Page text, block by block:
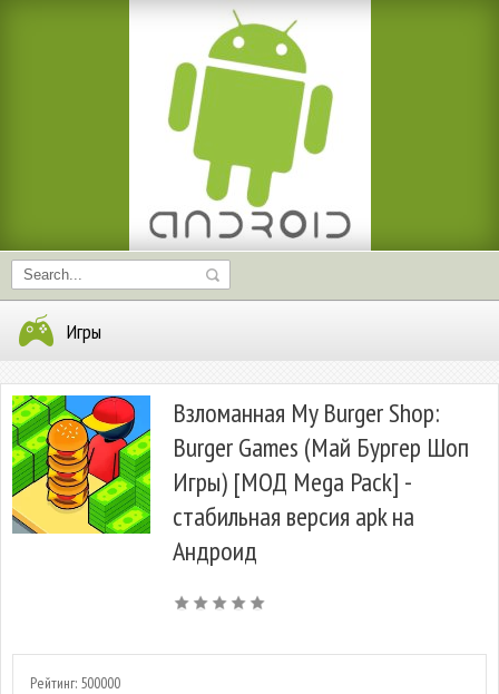
Игры
Взломанная My Burger Shop:
Burger Games (Май Бургер Шоп
Игры) [МОД Mega Pack] -
стабильная версия apk на
Андроид
Рейтинг: 500000